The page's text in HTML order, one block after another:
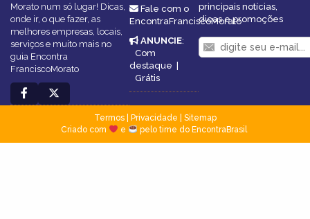
Morato num só lugar! Dicas,
onde ir, o que fazer, as
melhores empresas, locais,
serviços e muito mais no
guia Encontra
FranciscoMorato
Fale com o
EncontraFranciscoMorato
ANUNCIE:
Com
destaque |
Grátis
principais notícias,
dicas e promoções
Termos| Privacidade
Sitemap
Criado com
e pelo time do EncontraBrasil